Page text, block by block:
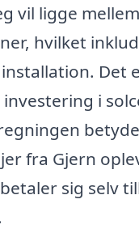
vil ligge
hvilket
Det
i
fra Gjern
sig selv